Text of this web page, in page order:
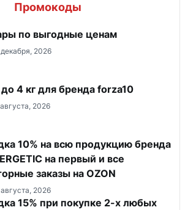
Промокоды
по выгодные ценам
2026
до 4 кг для бренда forza10
2026
10% на всю продукцию бренда
на первый и все
заказы на OZON
2026
15% при покупке 2-х любых